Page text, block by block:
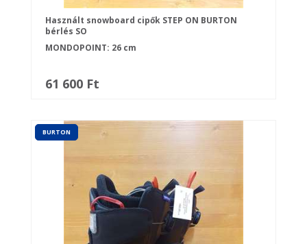
Használt snowboard cipők STEP ON BURTON
bérlés SO
MONDOPOINT: 26 cm
61 600 Ft
BURTON